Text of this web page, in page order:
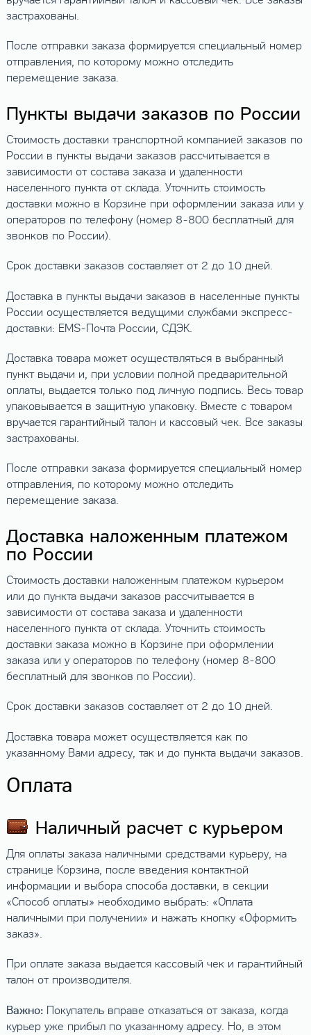
застрахованы.
После отправки заказа формируется специальный номер
отправления, по которому можно отследить
перемещение заказа.
Пункты выдачи заказов по России
Стоимость доставки транспортной компанией заказов по
России в пункты выдачи заказов рассчитывается в
зависимости от состава заказа и удаленности
населенного пункта от склада. Уточнить стоимость
доставки можно в Корзине при оформлении заказа или у
операторов по телефону (номер 8-800 бесплатный для
звонков по России).
Срок доставки заказов составляет от 2 до 10 дней.
Доставка в пункты выдачи заказов в населенные пункты
России осуществляется ведущими службами экспресс-
доставки: EMS-Почта России, СДЭК.
Доставка товара может осуществляться в выбранный
пункт выдачи и, при условии полной предварительной
оплаты, выдается только под личную подпись. Весь товар
упаковывается в защитную упаковку. Вместе с товаром
вручается гарантийный талон и кассовый чек. Все заказы
застрахованы.
После отправки заказа формируется специальный номер
отправления, по которому можно отследить
перемещение заказа.
Доставка наложенным платежом
по России
Стоимость доставки наложенным платежом курьером
или до пункта выдачи заказов рассчитывается в
зависимости от состава заказа и удаленности
населенного пункта от склада. Уточнить стоимость
доставки заказа можно в Корзине при оформлении
заказа или у операторов по телефону (номер 8-800
бесплатный для звонков по России).
Срок доставки заказов составляет от 2 до 10 дней.
Доставка товара может осуществляется как по
указанному Вами адресу, так и до пункта выдачи заказов.
Оплата
Наличный расчет с курьером
Для оплаты заказа наличными средствами курьеру, на
странице Корзина, после введения контактной
информации и выбора способа доставки, в секции
«Способ оплаты» необходимо выбрать: «Оплата
наличными при получении» и нажать кнопку «Оформить
заказ».
При оплате заказа выдается кассовый чек и гарантийный
талон от производителя.
Важно:Покупатель вправе отказаться от заказа, когда
курьер уже прибыл по указанному адресу. Но, в этом